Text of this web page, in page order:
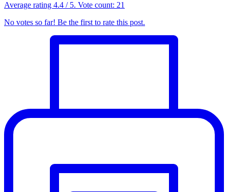
Average rating 4.4 / 5. Vote count: 21
No votes so far! Be the first to rate this post.